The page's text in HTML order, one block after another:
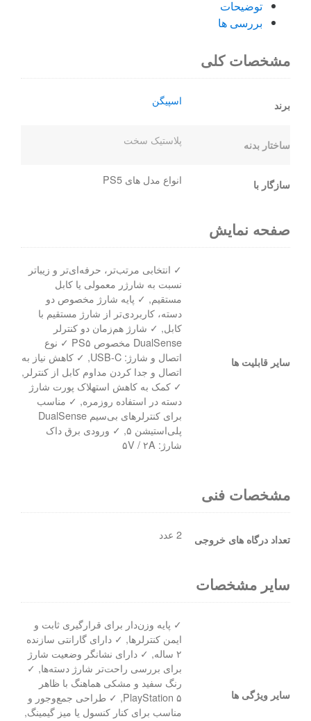
توضیحات
بررسی ها
مشخصات کلی
برند اسپیگن
ساختار بدنه پلاستیک سخت
سازگار با انواع مدل های PS5
صفحه نمایش
سایر قابلیت ها
✓ انتخابی مرتب‌تر، حرفه‌ای‌تر و زیباتر
نسبت به شارژر معمولی یا کابل
مستقیم, ✓ پایه شارژ مخصوص دو
دسته، کاربردی‌تر از شارژ مستقیم با
کابل, ✓ شارژ هم‌زمان دو کنترلر
DualSense مخصوص PS۵ ✓ نوع
اتصال و شارژ: USB-C, ✓ کاهش نیاز به
اتصال و جدا کردن مداوم کابل از کنترلر,
✓ کمک به کاهش استهلاک پورت شارژ
دسته در استفاده روزمره, ✓ مناسب
برای کنترلرهای بی‌سیم DualSense
پلی‌استیشن ۵, ✓ ورودی برق داک
شارژ: ۵V / ۲A
مشخصات فنی
تعداد درگاه های خروجی 2 عدد
سایر مشخصات
سایر ویژگی ها
✓ پایه وزن‌دار برای قرارگیری ثابت و
ایمن کنترلرها, ✓ دارای گارانتی سازنده
۲ ساله, ✓ دارای نشانگر وضعیت شارژ
برای بررسی راحت‌تر شارژ دسته‌ها, ✓
رنگ سفید و مشکی هماهنگ با ظاهر
PlayStation ۵, ✓ طراحی جمع‌وجور و
مناسب برای کنار کنسول یا میز گیمینگ,